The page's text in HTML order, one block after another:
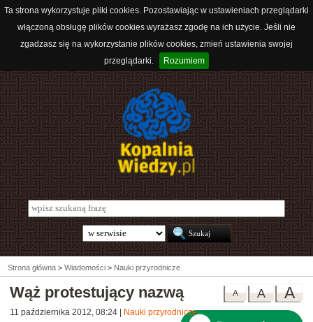
Ta strona wykorzystuje pliki cookies. Pozostawiając w ustawieniach przeglądarki
włączoną obsługę plików cookies wyrażasz zgodę na ich użycie. Jeśli nie
zgadzasz się na wykorzystanie plików cookies, zmień ustawienia swojej
przeglądarki.
Rozumiem
Strona główna > Wiadomości > Nauki przyrodnicze
A
A
A
Wąż protestujący nazwą
11 października 2012, 08:24 Nauki przyrodnicze